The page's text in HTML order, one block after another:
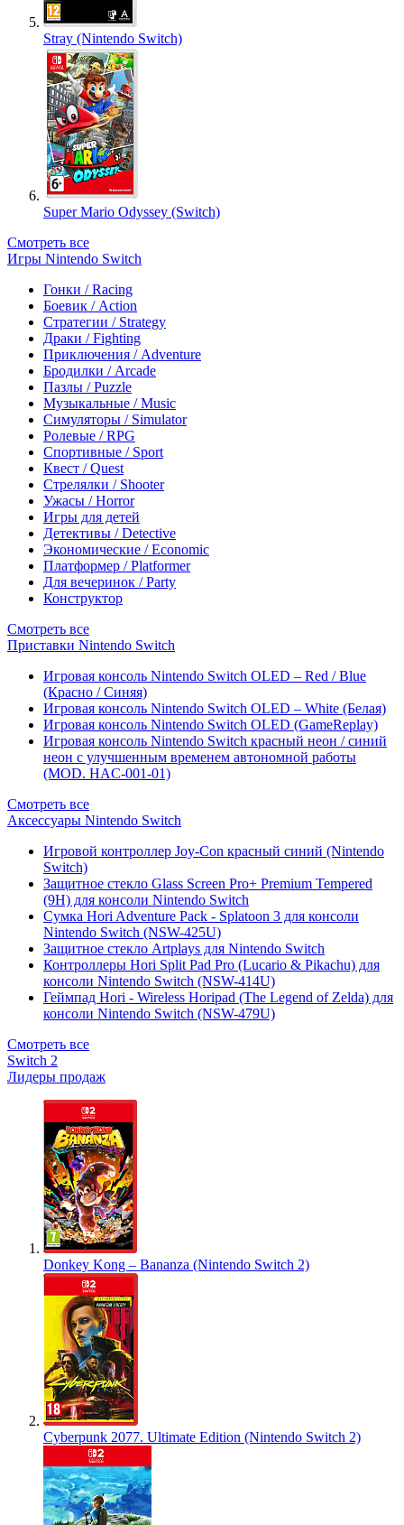
Stray (Nintendo Switch)
Super Mario Odyssey (Switch)
Смотреть все
Игры Nintendo Switch
Гонки / Racing
Боевик / Action
Стратегии / Strategy
Драки / Fighting
Приключения / Adventure
Бродилки / Arcade
Пазлы / Puzzle
Музыкальные / Music
Симуляторы / Simulator
Ролевые / RPG
Спортивные / Sport
Квест / Quest
Стрелялки / Shooter
Ужасы / Horror
Игры для детей
Детективы / Detective
Экономические / Economic
Платформер / Platformer
Для вечеринок / Party
Конструктор
Смотреть все
Приставки Nintendo Switch
Игровая консоль Nintendo Switch OLED – Red / Blue
(Красно / Синяя)
Игровая консоль Nintendo Switch OLED – White (Белая)
Игровая консоль Nintendo Switch OLED (GameReplay)
Игровая консоль Nintendo Switch красный неон / синий
неон с улучшенным временем автономной работы
(MOD. HAC-001-01)
Смотреть все
Аксессуары Nintendo Switch
Игровой контроллер Joy-Con красный синий (Nintendo
Switch)
Защитное стекло Glass Screen Pro+ Premium Tempered
(9H) для консоли Nintendo Switch
Сумка Hori Adventure Pack - Splatoon 3 для консоли
Nintendo Switch (NSW-425U)
Защитное стекло Artplays для Nintendo Switch
Контроллеры Hori Split Pad Pro (Lucario & Pikachu) для
консоли Nintendo Switch (NSW-414U)
Геймпад Hori - Wireless Horipad (The Legend of Zelda) для
консоли Nintendo Switch (NSW-479U)
Смотреть все
Switch 2
Лидеры продаж
Donkey Kong – Bananza (Nintendo Switch 2)
Cyberpunk 2077. Ultimate Edition (Nintendo Switch 2)